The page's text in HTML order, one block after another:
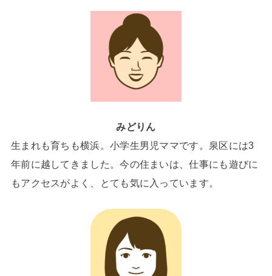
みどりん
生まれも育ちも横浜。小学生男児ママです。泉区には3
年前に越してきました。今の住まいは、仕事にも遊びに
もアクセスがよく、とても気に入っています。